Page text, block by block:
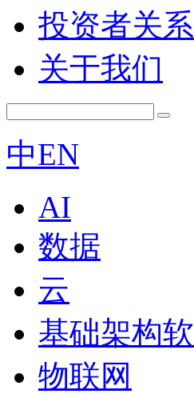
投资者关系
关于我们
中EN
AI
数据
云
基础架构
物联网